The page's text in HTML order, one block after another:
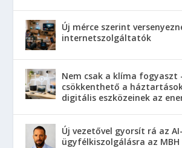
Új mérce szerint
internetszolgáltatók
Nem csak a klíma fogyaszt
csökkenthető a
digitális eszközeinek az
Új vezetővel gyorsít rá az
ügyfélkiszolgálásra az MBH